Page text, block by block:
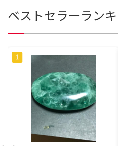
ベストセラーラン